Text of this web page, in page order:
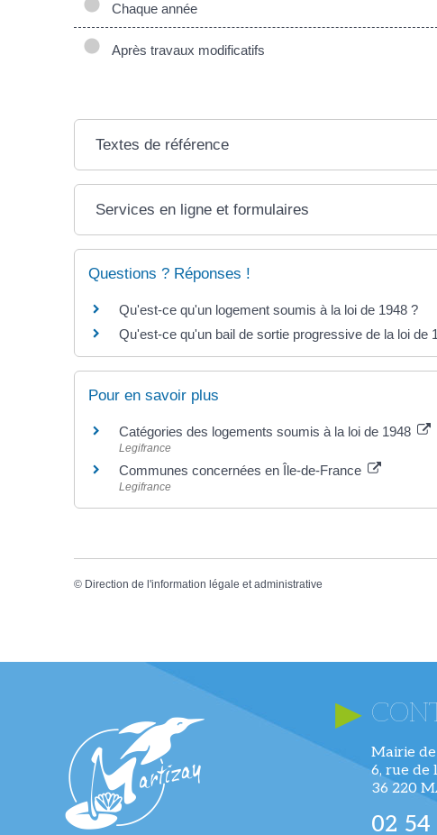
Chaque année
Après travaux modificatifs
Textes de référence
Services en ligne et formulaires
Questions ? Réponses !
Qu'est-ce qu'un logement soumis à la loi de 1948 ?
Qu'est-ce qu'un bail de sortie progressive de la loi de
Pour en savoir plus
Catégories des logements soumis à la loi de 1948
Legifrance
Communes concernées en Île-de-France
Legifrance
© Direction de l'information légale et administrative
Mairie
6, rue de
36 220
02 54